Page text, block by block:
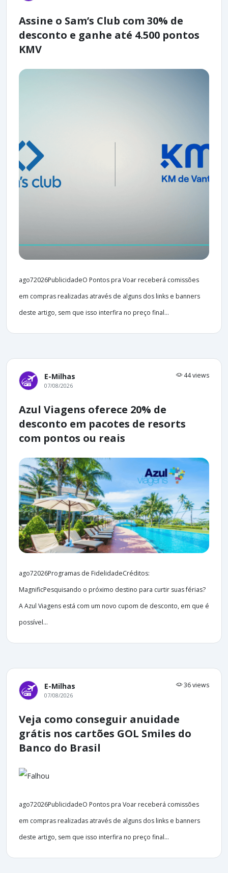
Assine o Sam’s Club com 30% de
desconto e ganhe até 4.500 pontos
KMV
ago72026PublicidadeO Pontos pra Voar receberá comissões
em compras realizadas através de alguns dos links e banners
deste artigo, sem que isso interfira no preço final...
E-Milhas 44 views
07/08/2026
Azul Viagens oferece 20% de
desconto em pacotes de resorts
com pontos ou reais
ago72026Programas de FidelidadeCréditos:
MagnificPesquisando o próximo destino para curtir suas férias?
A Azul Viagens está com um novo cupom de desconto, em que é
possível...
E-Milhas 36 views
07/08/2026
Veja como conseguir anuidade
grátis nos cartões GOL Smiles do
Banco do Brasil
ago72026PublicidadeO Pontos pra Voar receberá comissões
em compras realizadas através de alguns dos links e banners
deste artigo, sem que isso interfira no preço final...